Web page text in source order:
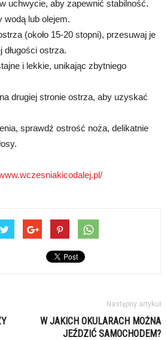
uchwycie, aby zapewnić stabilność.
wodą lub olejem.
(około 15-20 stopni), przesuwaj je
długości ostrza.
i lekkie, unikając zbytniego
drugiej stronie ostrza, aby uzyskać
sprawdź ostrość noża, delikatnie
Następny artykuł
W JAKICH OKULARACH MOŻNA
JEŹDZIĆ SAMOCHODEM?